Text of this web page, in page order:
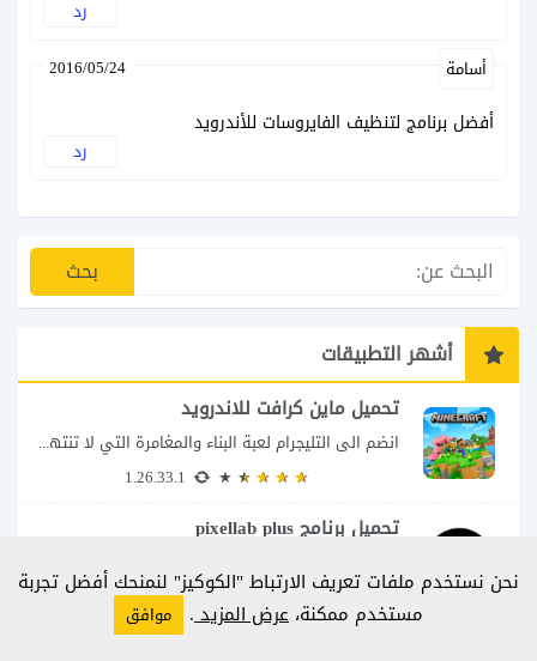
رد
أسامة 2016/05/24
أفضل برنامج لتنظيف الفايروسات للأندرويد
رد
أشهر التطبيقات
تحميل ماين كرافت للاندرويد
انضم الى التليجرام لعبة البناء والمغامرة التي لا تنتهي Minecraft إذا كنت تبحث عن...
تحميل برنامج pixellab plus
V_1.9.5
نحن نستخدم ملفات تعريف الارتباط "الكوكيز" لنمنحك أفضل تجربة
مستخدم ممكنة، عرض المزيد. موافق